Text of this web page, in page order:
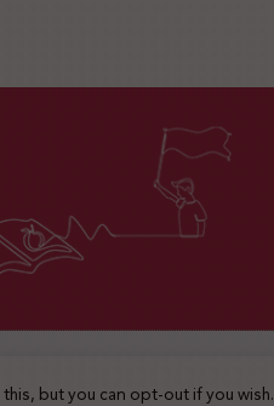
2025 © جميع الحقوق محفوظةbut you can opt-out if you wish.